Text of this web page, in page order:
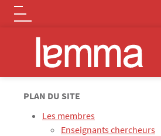
Logo
PLAN DU SITE
Les membres
Enseignants chercheurs